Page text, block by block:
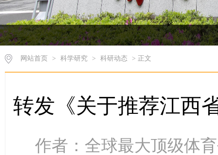
网站首页 > 科学研究 > 科研动态 > 正文
转发《关于推荐江西
作者：全球最大顶级体